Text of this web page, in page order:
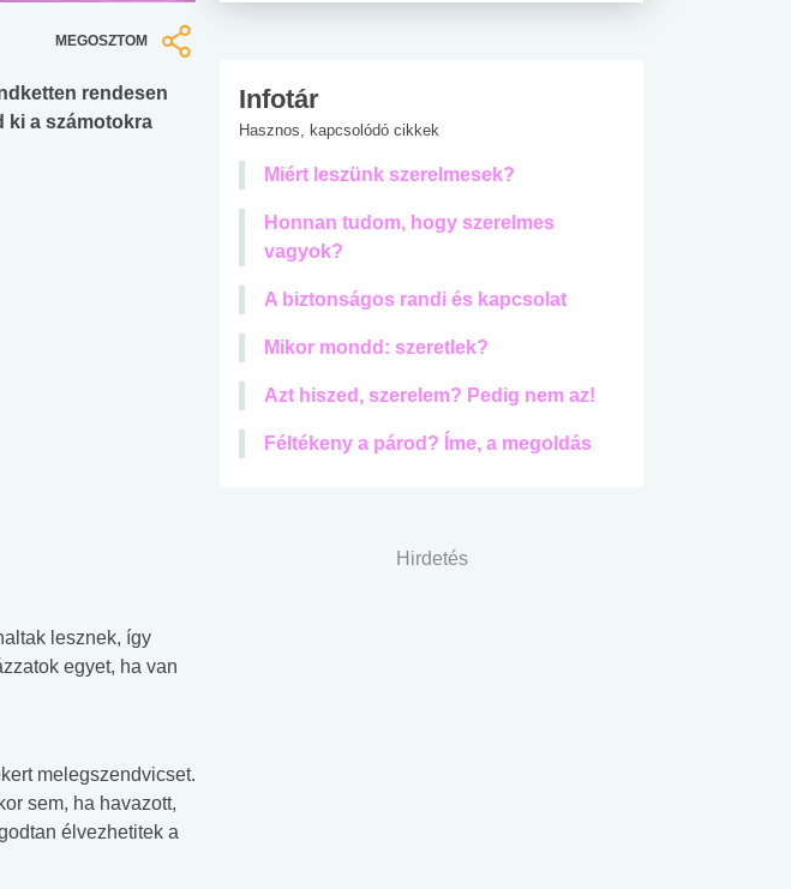
MEGOSZTOM
rendesen
ki a számotokra
lesznek, így
egyet, ha van
melegszendvicset.
sem, ha havazott,
élvezhetitek a
Infotár
Hasznos, kapcsolódó cikkek
Miért leszünk szerelmesek?
Honnan tudom, hogy szerelmes
vagyok?
A biztonságos randi és kapcsolat
Mikor mondd: szeretlek?
Azt hiszed, szerelem? Pedig nem az!
Féltékeny a párod? Íme, a megoldás
Hirdetés